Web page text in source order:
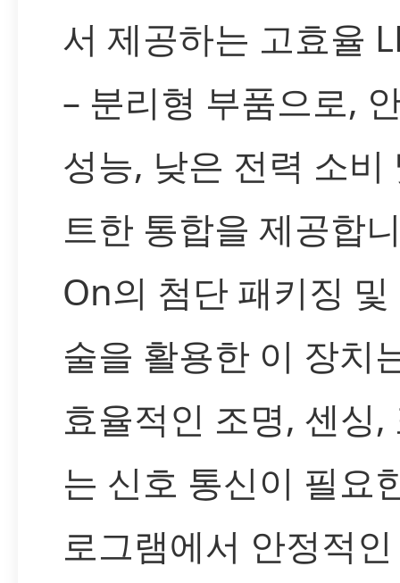
서 제공하는 고효율
– 분리형 부품으로,
성능, 낮은 전력 소비
트한 통합을 제공합
On의 첨단 패키징
술을 활용한 이 장치
효율적인 조명, 센싱,
는 신호 통신이 필요
로그램에서 안정적